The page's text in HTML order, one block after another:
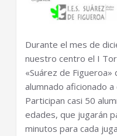
Durante el mes de
nuestro centro el I
«Suárez de
alumnado aficionado
Participan casi 50
edades, que jugarán
minutos para cada